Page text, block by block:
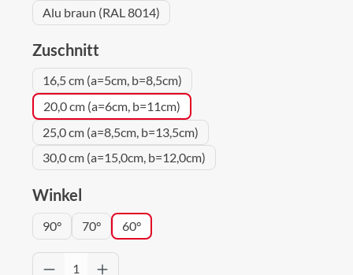
Alu braun (RAL 8014)
Zuschnitt
16,5 cm (a=5cm, b=8,5cm)
20,0 cm (a=6cm, b=11cm)
25,0 cm (a=8,5cm, b=13,5cm)
30,0 cm (a=15,0cm, b=12,0cm)
Winkel
90° 70° 60°
Produkt Anzahl: Gib den gewünschten